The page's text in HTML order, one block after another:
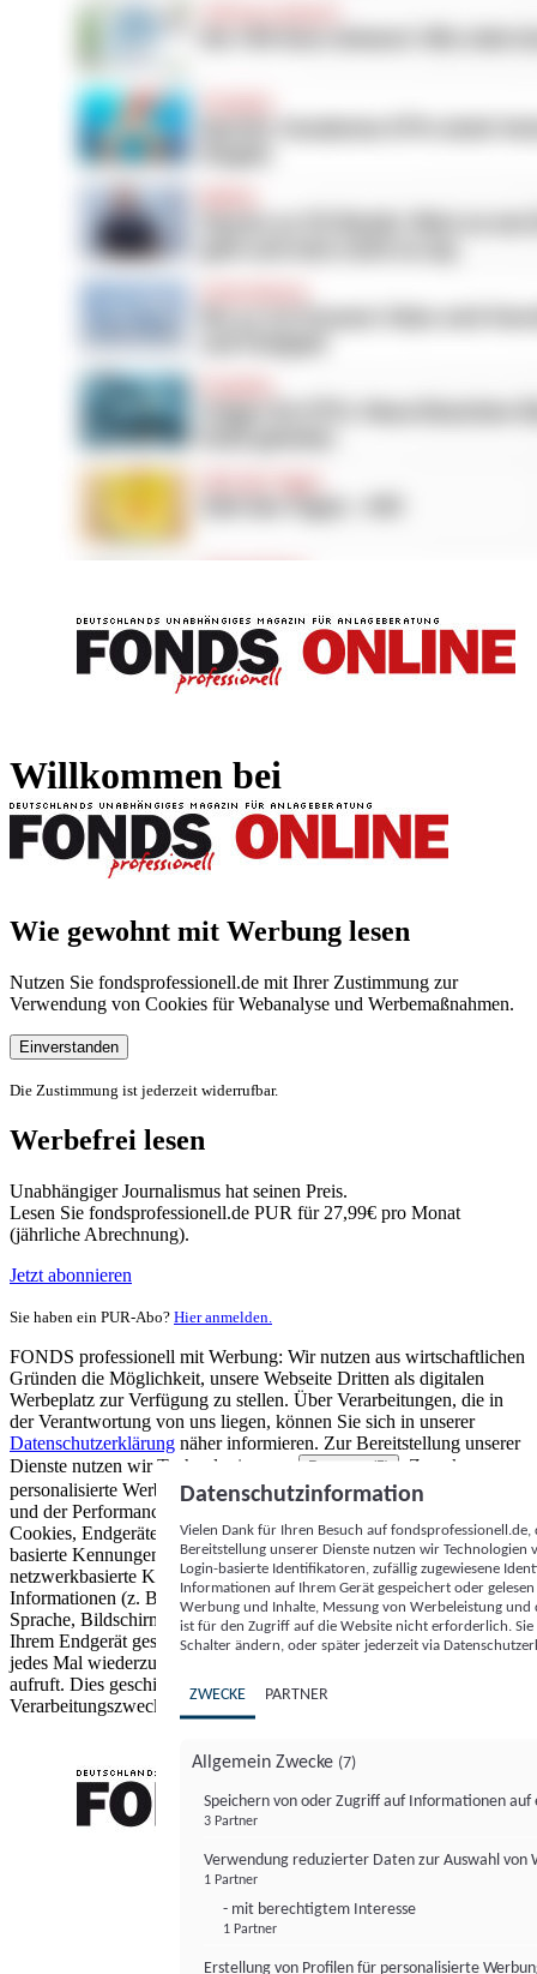
Willkommen bei
Wie gewohnt mit Werbung lesen
Nutzen Sie fondsprofessionell.de mit Ihrer Zustimmung zur
Verwendung von Cookies für Webanalyse und Werbemaßnahmen.
Einverstanden
Die Zustimmung ist jederzeit widerrufbar.
Werbefrei lesen
Unabhängiger Journalismus hat seinen Preis.
Lesen Sie fondsprofessionell.de PUR für 27,99€ pro Monat
(jährliche Abrechnung).
Jetzt abonnieren
Sie haben ein PUR-Abo? Hier anmelden.
FONDS professionell mit Werbung: Wir nutzen aus wirtschaftlichen
Gründen die Möglichkeit, unsere Webseite Dritten als digitalen
Werbeplatz zur Verfügung zu stellen. Über Verarbeitungen, die in
der Verantwortung von uns liegen, können Sie sich in unserer
Datenschutzerklärung näher informieren. Zur Bereitstellung unserer
Dienste nutzen wir Technologien von
Partnern (5)
. Zwecke:
personalisierte Werbung und Inhalte, Messung von Werbeleistung
und der Performance von Inhalten sowie Zielgruppenforschung.
Cookies, Endgeräte- oder ähnliche Online-Kennungen (z. B. login-
basierte Kennungen, zufällig generierte Kennungen,
netzwerkbasierte Kennungen) können zusammen mit anderen
Informationen (z. B. Browsertyp und Browserinformationen,
Sprache, Bildschirmgröße, unterstützte Technologien usw.) auf
Ihrem Endgerät gespeichert oder von dort ausgelesen werden, um es
jedes Mal wiederzuerkennen, wenn es eine App oder einer Webseite
aufruft. Dies geschieht für einen oder mehrere der hier aufgeführten
Verarbeitungszwecke.
Datenschutzinformation
Vielen Dank für Ihren Besuch auf
Bereitstellung unserer Dienste nutzen wir Technologien
Login-basierte Identifikatoren, zufällig zugewiesene
Informationen auf Ihrem Gerät gespeichert oder
Werbung und Inhalte, Messung von Werbeleistung
ist für den Zugriff auf die Website nicht erforderlich.
Schalter ändern, oder später jederzeit via
ZWECKE PARTNER
Allgemein Zwecke (7)
Speichern von oder Zugriff auf Informationen auf
3 Partner
Verwendung reduzierter Daten zur Auswahl von
1 Partner
- mit berechtigtem Interesse
1 Partner
Erstellung von Profilen für personalisierte
FONDS professionell